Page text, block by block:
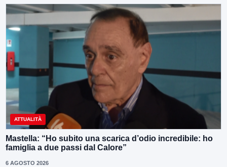
ATTUALITÀ
Mastella: “Ho subito una scarica d’odio incredibile: ho
famiglia a due passi dal Calore”
6 AGOSTO 2026